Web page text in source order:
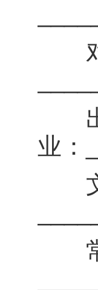
对
出
业：
文
常